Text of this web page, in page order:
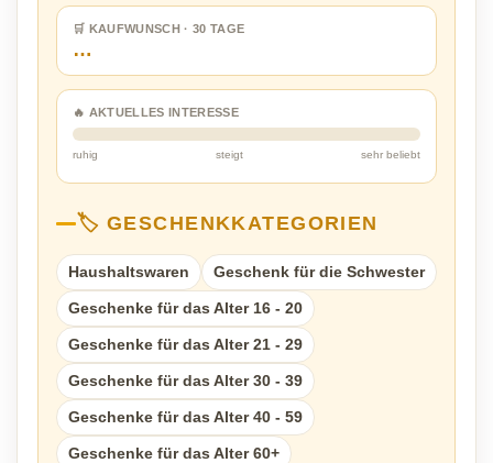
🛒 KAUFWUNSCH · 30 TAGE
…
🔥 AKTUELLES INTERESSE
ruhig steigt sehr beliebt
🏷️ GESCHENKKATEGORIEN
Haushaltswaren Geschenk für die Schwester
Geschenke für das Alter 16 - 20
Geschenke für das Alter 21 - 29
Geschenke für das Alter 30 - 39
Geschenke für das Alter 40 - 59
Geschenke für das Alter 60+